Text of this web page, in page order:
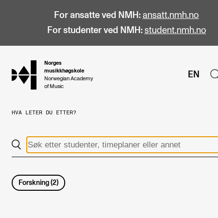
For ansatte ved NMH: ansatt.nmh.no
For studenter ved NMH: student.nmh.no
hjem
Norges
musikkhøgskole
Norwegian Academy
of Music
EN
Alle studier
Master
HVA LETER DU ETTER?
Forskning (2)